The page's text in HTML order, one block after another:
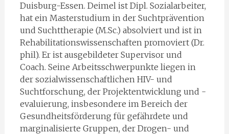
Duisburg-Essen. Deimel ist Dipl. Sozialarbeiter,
hat ein Masterstudium in der Suchtprävention
und Suchttherapie (M.Sc.) absolviert und ist in
Rehabilitationswissenschaften promoviert (Dr.
phil). Er ist ausgebildeter Supervisor und
Coach. Seine Arbeitsschwerpunkte liegen in
der sozialwissenschaftlichen HIV- und
Suchtforschung, der Projektentwicklung und -
evaluierung, insbesondere im Bereich der
Gesundheitsförderung für gefährdete und
marginalisierte Gruppen, der Drogen- und